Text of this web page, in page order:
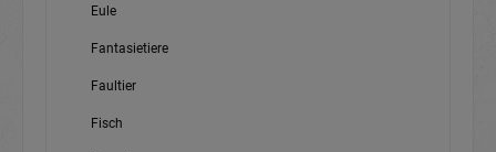
Eule
Fantasietiere
Faultier
Fisch